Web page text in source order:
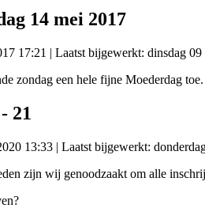
14 mei 2017
17:21 | Laatst bijgewerkt: dinsdag 09
zondag een hele fijne Moederdag toe.
21
13:33 | Laatst bijgewerkt:
zijn wij genoodzaakt om alle